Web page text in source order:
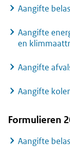
Aangifte
Aangifte
en
Aangifte
Aangifte
Formulieren
Aangifte